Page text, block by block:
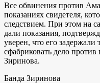
Все обвинения против
показаниях свидетеля,
следствием. При этом на
дали показания,
уверен, что его задержали
сфабриковать дело против
Зиринова.
Банда Зиринова